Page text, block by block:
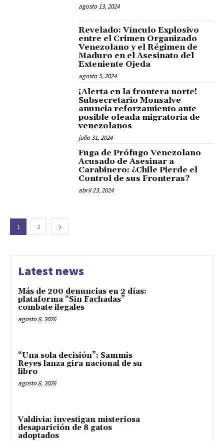
agosto 13, 2024
Revelado: Vínculo Explosivo
entre el Crimen Organizado
Venezolano y el Régimen de
Maduro en el Asesinato del
Exteniente Ojeda
agosto 5, 2024
¡Alerta en la frontera norte!
Subsecretario Monsalve
anuncia reforzamiento ante
posible oleada migratoria de
venezolanos
julio 31, 2024
Fuga de Prófugo Venezolano
Acusado de Asesinar a
Carabinero: ¿Chile Pierde el
Control de sus Fronteras?
abril 23, 2024
1 2
Latest news
Más de 200 denuncias en 2 días:
plataforma “Sin Fachadas”
combate ilegales
agosto 8, 2026
“Una sola decisión”: Sammis
Reyes lanza gira nacional de su
libro
agosto 8, 2026
Valdivia: investigan misteriosa
desaparición de 8 gatos
adoptados